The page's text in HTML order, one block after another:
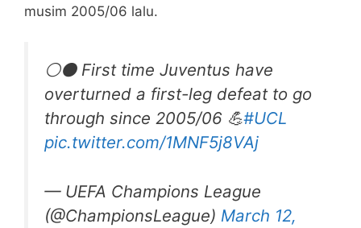
musim 2005/06 lalu.
⚪️⚫️ First time Juventus have
overturned a first-leg defeat to go
through since 2005/06 💪#UCL
pic.twitter.com/1MNF5j8VAj
— UEFA Champions League
(@ChampionsLeague) March 12,